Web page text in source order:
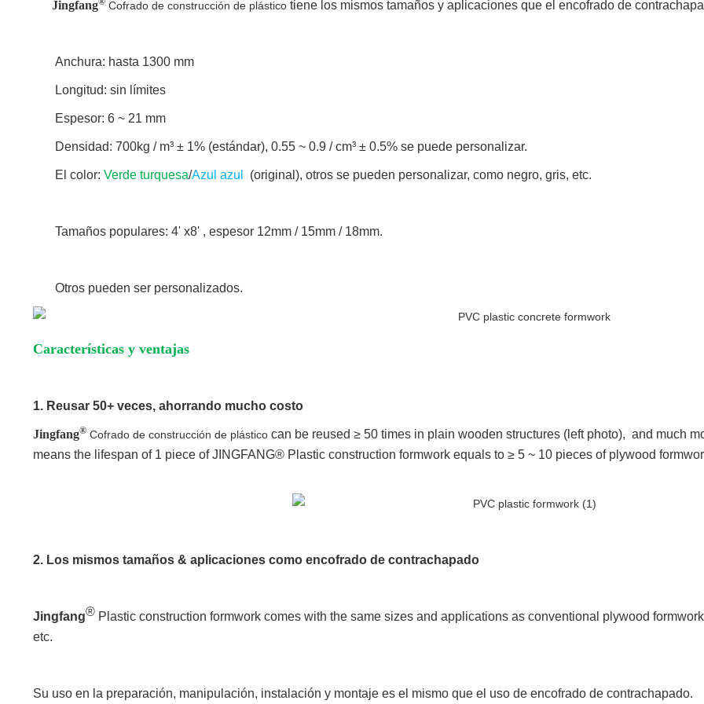
Jingfang Cofrado de construcción de plástico tiene los mismos tamaños y aplicaciones que el encofrado de
Anchura: hasta 1300 mm
Longitud: sin límites
Espesor: 6 ~ 21 mm
Densidad: 700kg / m³ ± 1% (estándar), 0.55 ~ 0.9 / cm³ ± 0.5% se puede personalizar.
El color: Verde turquesa/Azul azul (original), otros se pueden personalizar, como negro, gris, etc.
Tamaños populares: 4' x8' , espesor 12mm / 15mm / 18mm.
Otros pueden ser personalizados.
Características y ventajas
1. Reusar 50+ veces, ahorrando mucho costo
Jingfang® Cofrado de construcción de plástico can be reused ≥ 50 times in plain wooden structures (left photo), and much
means the lifespan of 1 piece of JINGFANG® Plastic construction formwork equals to ≥ 5 ~ 10 pieces of plywood
2. Los mismos tamaños & aplicaciones como encofrado de contrachapado
Jingfang® Plastic construction formwork comes with the same sizes and applications as conventional plywood
etc.
Su uso en la preparación, manipulación, instalación y montaje es el mismo que el uso de encofrado de contrachapado.